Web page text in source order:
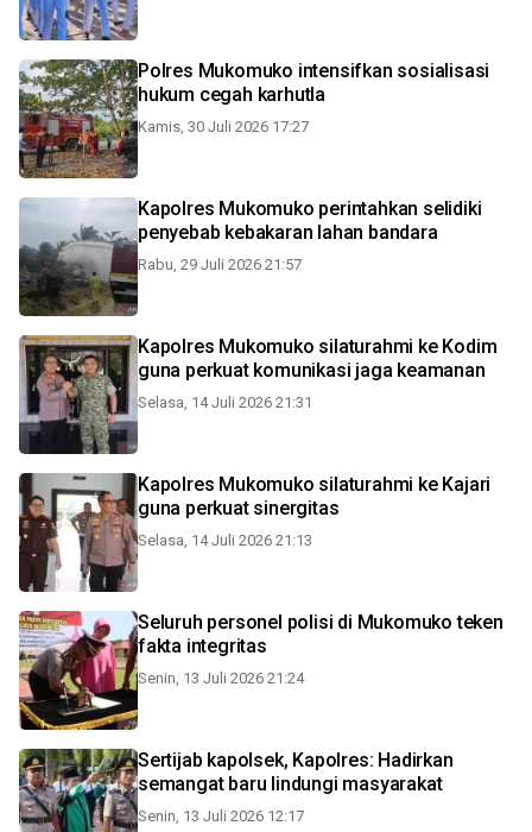
Polres Mukomuko intensifkan sosialisasi
hukum cegah karhutla
Kamis, 30 Juli 2026 17:27
Kapolres Mukomuko perintahkan selidiki
penyebab kebakaran lahan bandara
Rabu, 29 Juli 2026 21:57
Kapolres Mukomuko silaturahmi ke Kodim
guna perkuat komunikasi jaga keamanan
Selasa, 14 Juli 2026 21:31
Kapolres Mukomuko silaturahmi ke Kajari
guna perkuat sinergitas
Selasa, 14 Juli 2026 21:13
Seluruh personel polisi di Mukomuko teken
fakta integritas
Senin, 13 Juli 2026 21:24
Sertijab kapolsek, Kapolres: Hadirkan
semangat baru lindungi masyarakat
Senin, 13 Juli 2026 12:17